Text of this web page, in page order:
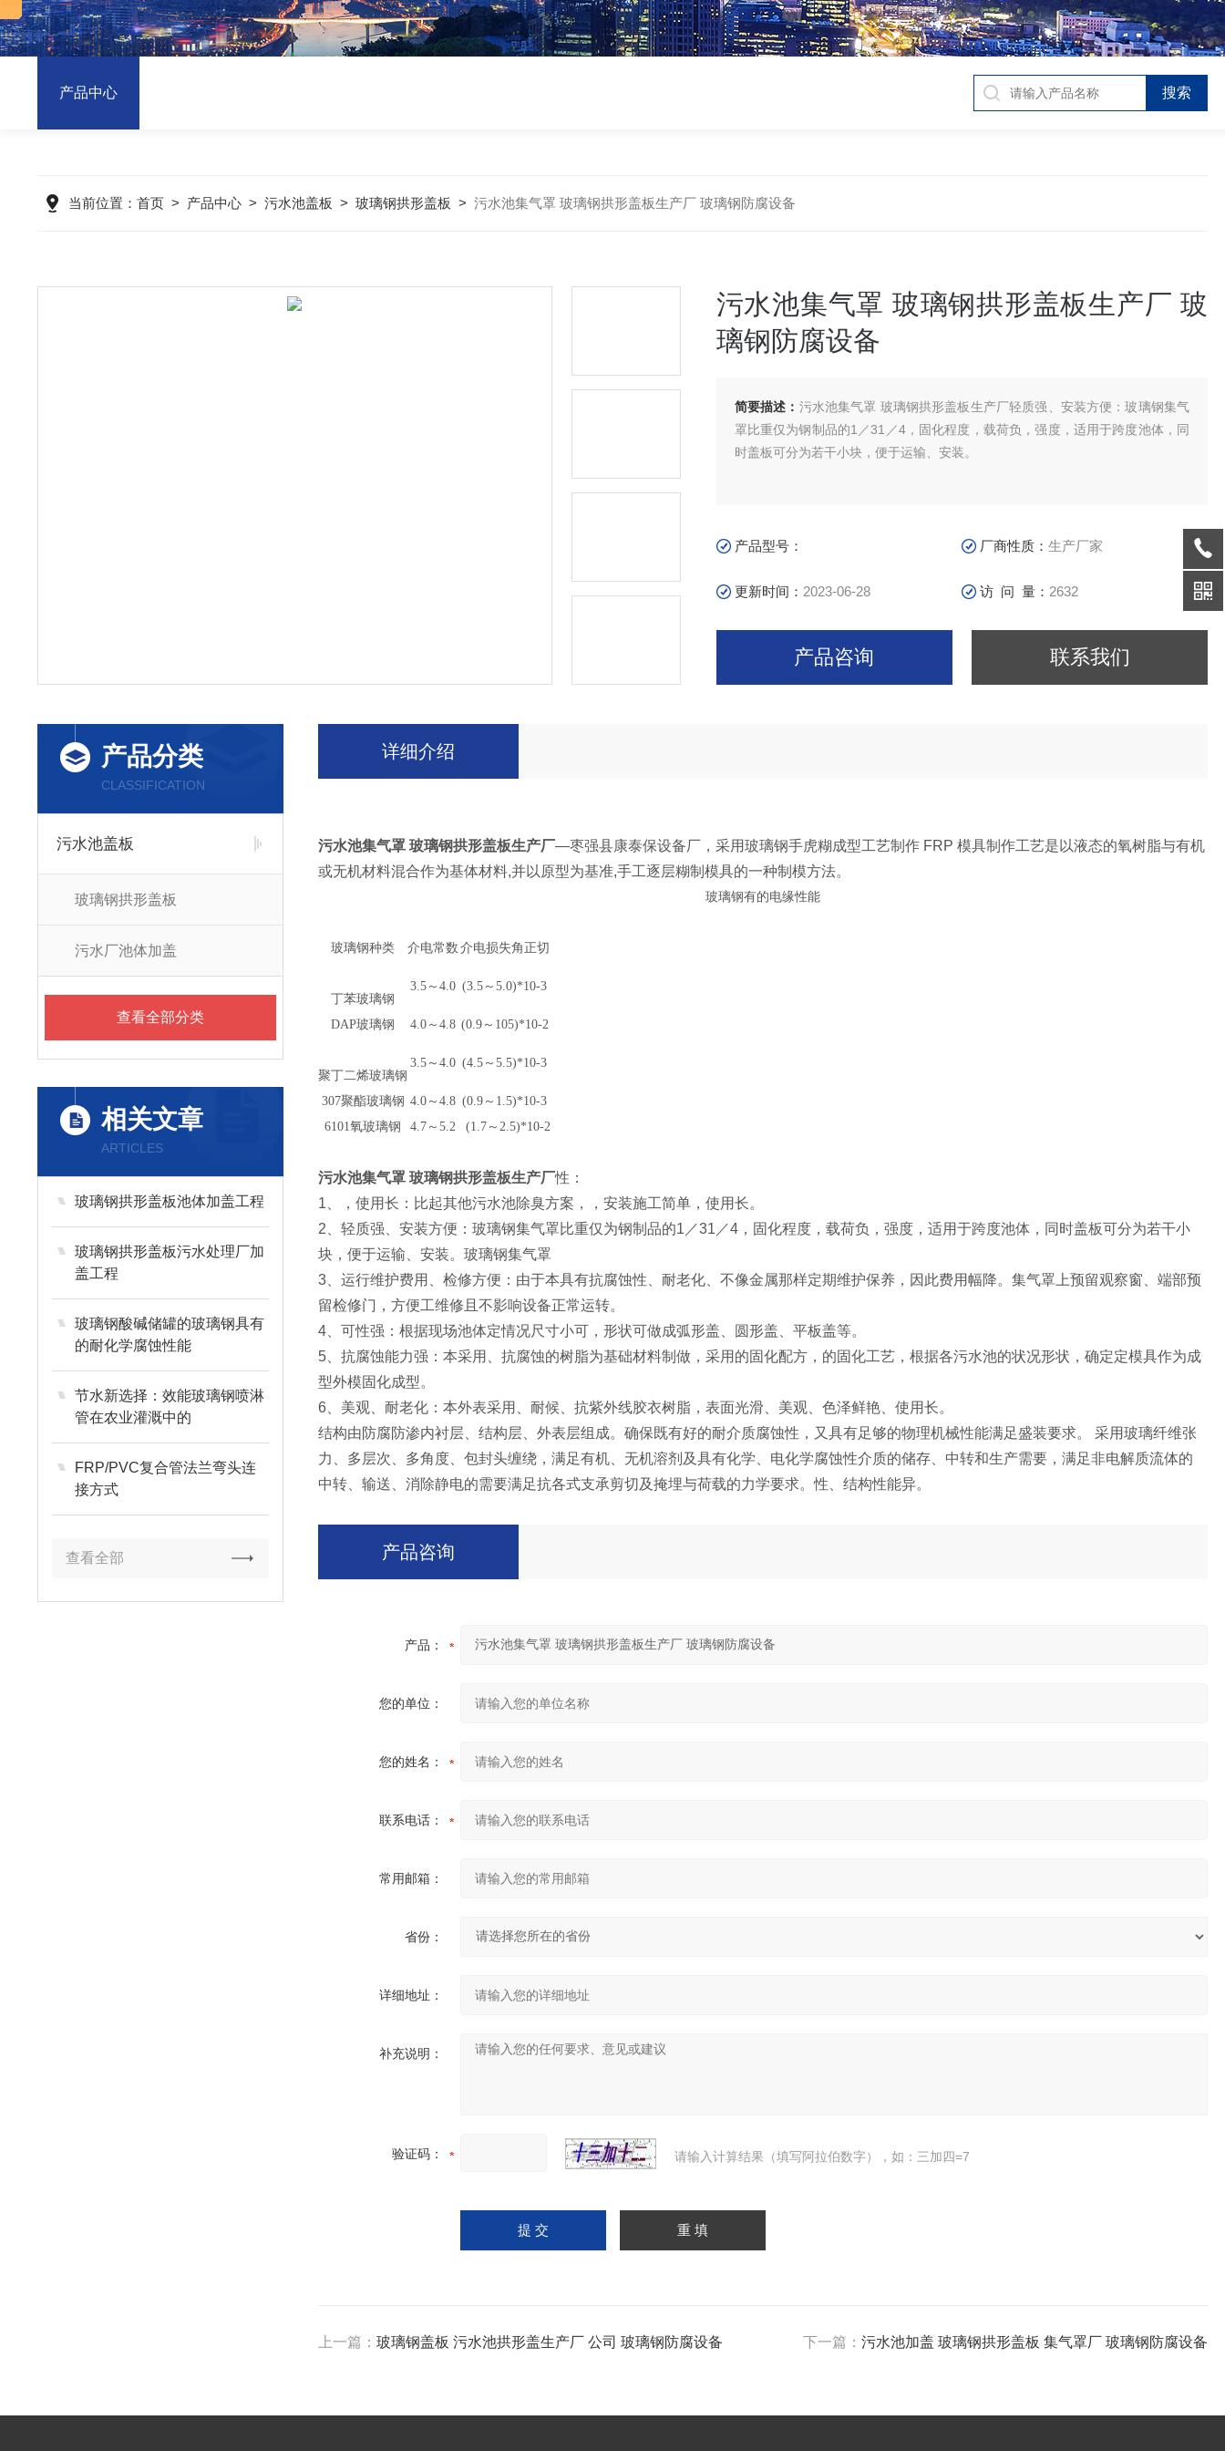
产品中心
当前位置： 首页> 产品中心> 污水池盖板 > 玻璃钢拱形盖板 > 污水池集气罩 玻璃钢拱形盖板生产厂 玻璃钢防腐设备
污水池集气罩 玻璃钢拱形盖板生产厂 玻
璃钢防腐设备
简要描述： 污水池集气罩 玻璃钢拱形盖板生产厂轻质强、安装方便：玻璃钢集气
罩比重仅为钢制品的1／31／4，固化程度，载荷负，强度，适用于跨度池体，同
时盖板可分为若干小块，便于运输、安装。
产品型号： 厂商性质：生产厂家
更新时间： 2023-06-28 访 问 量： 2632
产品咨询 联系我们
产品分类
CLASSIFICATION
污水池盖板
玻璃钢拱形盖板
污水厂池体加盖
查看全部分类
相关文章
ARTICLES
玻璃钢拱形盖板池体加盖工程
玻璃钢拱形盖板污水处理厂加
盖工程
玻璃钢酸碱储罐的玻璃钢具有
的耐化学腐蚀性能
节水新选择：效能玻璃钢喷淋
管在农业灌溉中的
FRP/PVC复合管法兰弯头连
接方式
查看全部
详细介绍
污水池集气罩 玻璃钢拱形盖板生产厂—枣强县康泰保设备厂，采用玻璃钢手虎糊成型工艺制作 FRP 模具制作工艺是以液态的氧树脂与有机
或无机材料混合作为基体材料,并以原型为基准,手工逐层糊制模具的一种制模方法。
玻璃钢有的电缘性能
玻璃钢种类 介电常数 介电损失角正切
丁苯玻璃钢
3.5～4.0 (3.5～5.0)*10-3
DAP玻璃钢 4.0～4.8 (0.9～105)*10-2
聚丁二烯玻璃钢
3.5～4.0 (4.5～5.5)*10-3
307聚酯玻璃钢 4.0～4.8 (0.9～1.5)*10-3
6101氧玻璃钢
4.7～5.2 (1.7～2.5)*10-2
污水池集气罩 玻璃钢拱形盖板生产厂性：
1、，使用长：比起其他污水池除臭方案，，安装施工简单，使用长。
2、轻质强、安装方便：玻璃钢集气罩比重仅为钢制品的1／31／4，固化程度，载荷负，强度，适用于跨度池体，同时盖板可分为若干小
块，便于运输、安装。玻璃钢集气罩
3、运行维护费用、检修方便：由于本具有抗腐蚀性、耐老化、不像金属那样定期维护保养，因此费用幅降。集气罩上预留观察窗、端部预
留检修门，方便工维修且不影响设备正常运转。
4、可性强：根据现场池体定情况尺寸小可，形状可做成弧形盖、圆形盖、平板盖等。
5、抗腐蚀能力强：本采用、抗腐蚀的树脂为基础材料制做，采用的固化配方，的固化工艺，根据各污水池的状况形状，确定定模具作为成
型外模固化成型。
6、美观、耐老化：本外表采用、耐候、抗紫外线胶衣树脂，表面光滑、美观、色泽鲜艳、使用长。
结构由防腐防渗内衬层、结构层、外表层组成。确保既有好的耐介质腐蚀性，又具有足够的物理机械性能满足盛装要求。 采用玻璃纤维张
力、多层次、多角度、包封头缠绕，满足有机、无机溶剂及具有化学、电化学腐蚀性介质的储存、中转和生产需要，满足非电解质流体的
中转、输送、消除静电的需要满足抗各式支承剪切及掩埋与荷载的力学要求。性、结构性能异。
产品咨询
产品：
您的单位：
您的姓名：
联系电话：
常用邮箱：
省份：
详细地址：
补充说明：
验证码： 请输入计算结果（填写阿拉伯数字），如：三加四=7
上一篇：玻璃钢盖板 污水池拱形盖生产厂 公司 玻璃钢防腐设备 下一篇： 污水池加盖 玻璃钢拱形盖板 集气罩厂 玻璃钢防腐设备